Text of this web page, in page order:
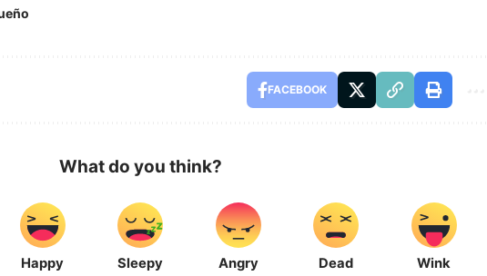
FACEBOOK
What do you think?
Happy Sleepy Angry Dead Wink